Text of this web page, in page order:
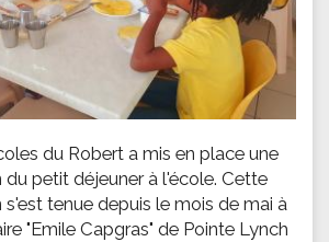
du Robert a mis en place une
petit déjeuner à l'école. Cette
tenue depuis le mois de mai à
"Emile Capgras" de Pointe Lynch